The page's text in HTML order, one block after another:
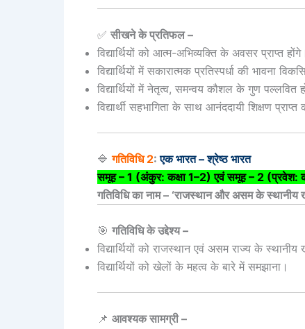
✅ सीखने के प्रतिफल –
विद्यार्थियों को आत्म-अभिव्यक्ति के अवसर प्राप्त होंगे।
विद्यार्थियों में सकारात्मक प्रतिस्पर्धा की भावना
विद्यार्थियों में नेतृत्व, समन्वय कौशल के गुण पल्लवित
विद्यार्थी सहभागिता के साथ आनंददायी शिक्षण
🔷गतिविधि 2:एक भारत – श्रेष्ठ भारत
समूह – 1 (अंकुर: कक्षा 1–2) एवं समूह – 2 (प्रवेश:
गतिविधि का नाम – ‘राजस्थान और असम के
🎯 गतिविधि के उद्देश्य –
विद्यार्थियों को राजस्थान एवं असम राज्य के
विद्यार्थियों को खेलों के महत्व के बारे में समझाना।
📌 आवश्यक सामग्री –